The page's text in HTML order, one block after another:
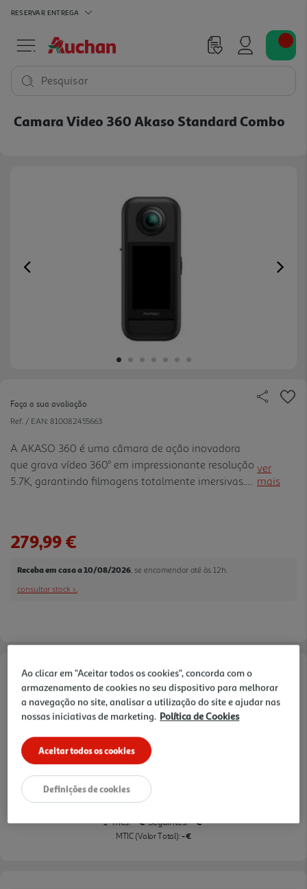
RESERVAR ENTREGA
Pesquisar
Camara Video 360 Akaso Standard Combo
Previous
Faça a sua avaliação
Ref. / EAN: 810082455663
A AKASO 360 é uma câmara de ação inovadora
que grava vídeo 360° em impressionante resolução
5.7K, garantindo filmagens totalmente imersivas.
Inclui estabilização SuperSmooth, bloqueio de
objetos por IA.
ver
mais
279,99 €
Receba em casa a 10/08/2026 , se encomendar até às 12h.
consultar stock >.
Opções de Financiamento
Pague com o seu
Cartão Oney Auchan
saiba mais >
3 meses sem juros
1º mês:- €Seguintes:- €
MTIC (Valor Total):- €
Ao clicar em "Aceitar todos os cookies", concorda com o
armazenamento de cookies no seu dispositivo para melhorar
a navegação no site, analisar a utilização do site e ajudar nas
nossas iniciativas de marketing. Política de Cookies
Aceitar todos os cookies
Definições de cookies